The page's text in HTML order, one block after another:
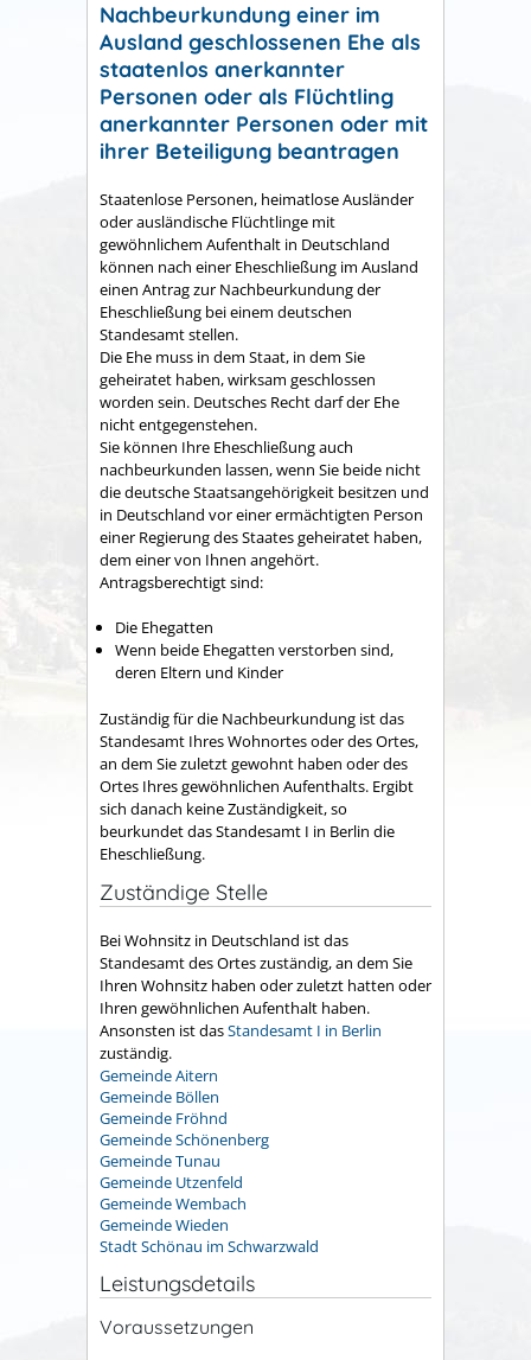
Nachbeurkundung einer im
Ausland geschlossenen Ehe als
staatenlos anerkannter
Personen oder als Flüchtling
anerkannter Personen oder mit
ihrer Beteiligung beantragen
Staatenlose Personen, heimatlose Ausländer
oder ausländische Flüchtlinge mit
gewöhnlichem Aufenthalt in Deutschland
können nach einer Eheschließung im Ausland
einen Antrag zur Nachbeurkundung der
Eheschließung bei einem deutschen
Standesamt stellen.
Die Ehe muss in dem Staat, in dem Sie
geheiratet haben, wirksam geschlossen
worden sein. Deutsches Recht darf der Ehe
nicht entgegenstehen.
Sie können Ihre Eheschließung auch
nachbeurkunden lassen, wenn Sie beide nicht
die deutsche Staatsangehörigkeit besitzen und
in Deutschland vor einer ermächtigten Person
einer Regierung des Staates geheiratet haben,
dem einer von Ihnen angehört.
Antragsberechtigt sind:
Die Ehegatten
Wenn beide Ehegatten verstorben sind,
deren Eltern und Kinder
Zuständig für die Nachbeurkundung ist das
Standesamt Ihres Wohnortes oder des Ortes,
an dem Sie zuletzt gewohnt haben oder des
Ortes Ihres gewöhnlichen Aufenthalts. Ergibt
sich danach keine Zuständigkeit, so
beurkundet das Standesamt I in Berlin die
Eheschließung.
Zuständige Stelle
Bei Wohnsitz in Deutschland ist das
Standesamt des Ortes zuständig, an dem Sie
Ihren Wohnsitz haben oder zuletzt hatten oder
Ihren gewöhnlichen Aufenthalt haben.
Ansonsten ist dasStandesamt I in Berlin
zuständig.
Gemeinde Aitern
Gemeinde Böllen
Gemeinde Fröhnd
Gemeinde Schönenberg
Gemeinde Tunau
Gemeinde Utzenfeld
Gemeinde Wembach
Gemeinde Wieden
Stadt Schönau im Schwarzwald
Leistungsdetails
Voraussetzungen